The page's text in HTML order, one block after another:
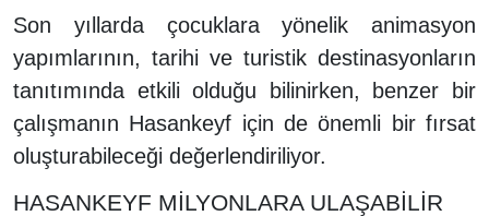
Son yıllarda çocuklara yönelik animasyon
yapımlarının, tarihi ve turistik destinasyonların
tanıtımında etkili olduğu bilinirken, benzer bir
çalışmanın Hasankeyf için de önemli bir fırsat
oluşturabileceği değerlendiriliyor.
HASANKEYF MİLYONLARA ULAŞABİLİR